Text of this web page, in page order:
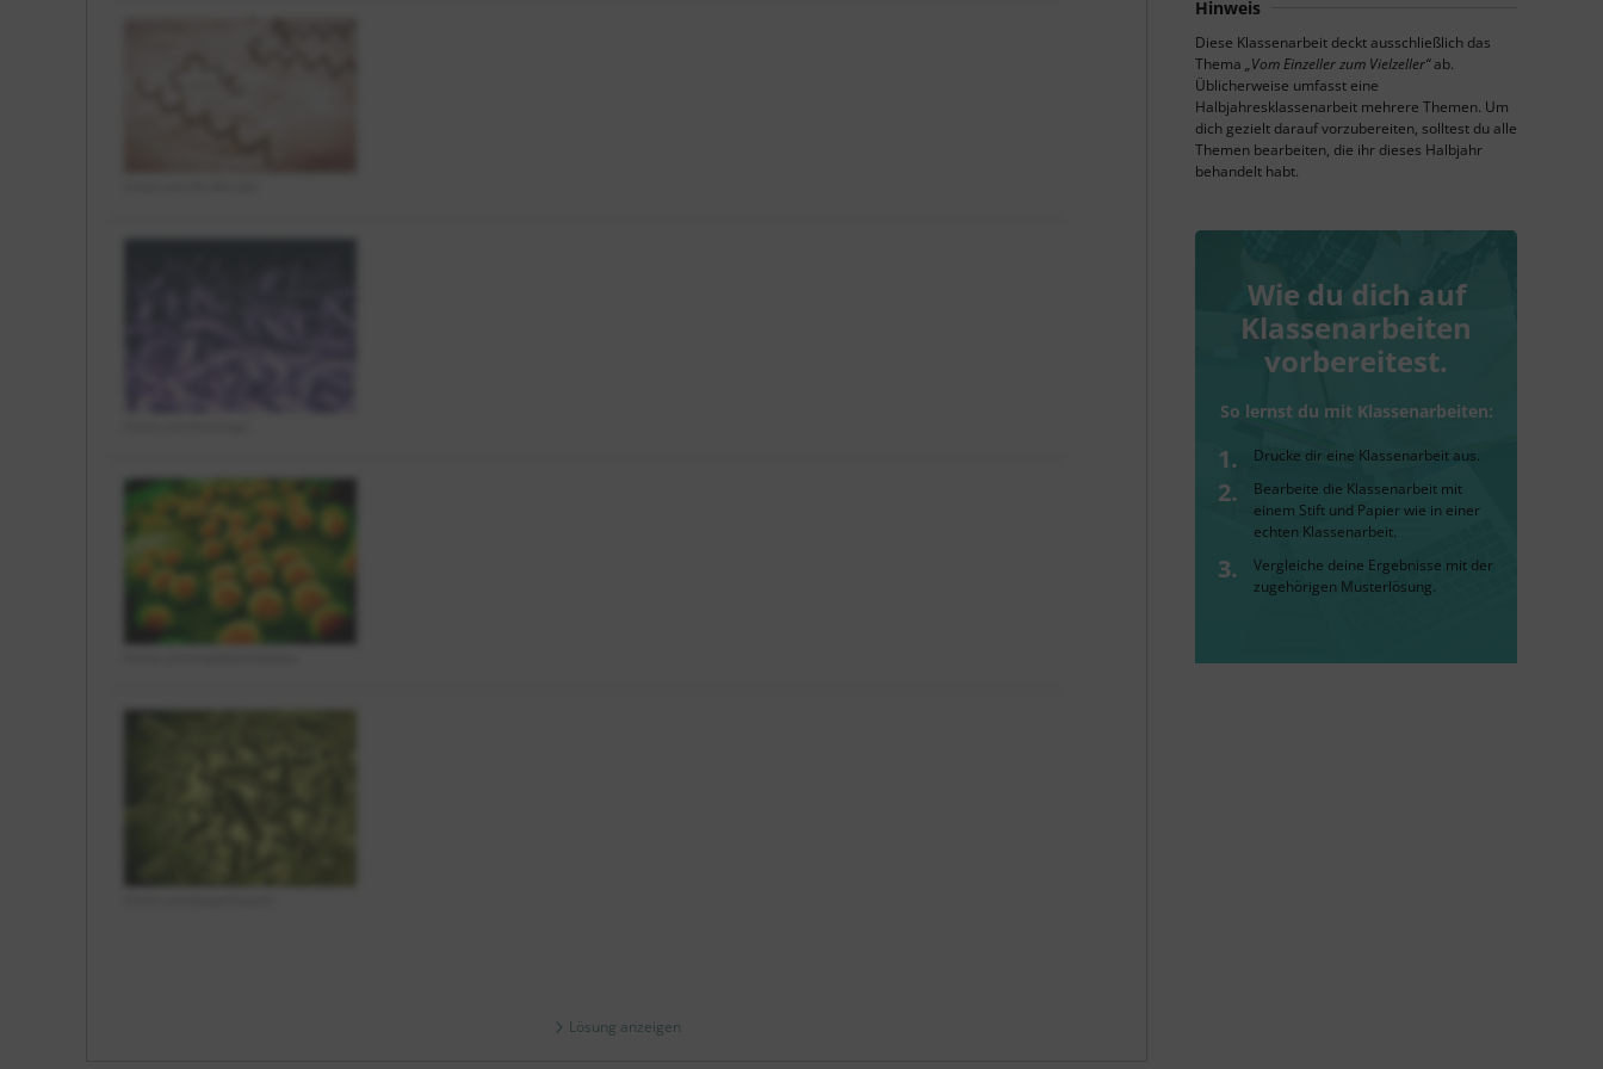
Lösung anzeigen
Hinweis
Diese Klassenarbeit deckt ausschließlich das
Thema „Vom Einzeller zum Vielzeller“ab.
Üblicherweise umfasst eine
Halbjahresklassenarbeit mehrere Themen. Um
dich gezielt darauf vorzubereiten, solltest du alle
Themen bearbeiten, die ihr dieses Halbjahr
behandelt habt.
Wie du dich auf
Klassenarbeiten
vorbereitest.
So lernst du mit Klassenarbeiten:
Drucke dir eine Klassenarbeit aus.
Bearbeite die Klassenarbeit mit
einem Stift und Papier wie in einer
echten Klassenarbeit.
Vergleiche deine Ergebnisse mit der
zugehörigen Musterlösung.